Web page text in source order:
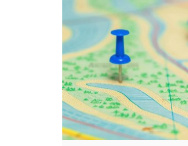
ERP para
dProduction ERP